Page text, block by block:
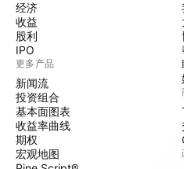
经济
收益
股利
IPO
更多产品
新闻流
投资组合
基本面图表
收益率曲线
期权
宏观地图